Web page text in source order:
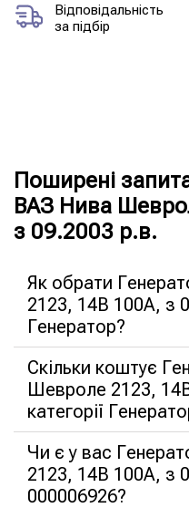
Відповідальність
за підбір
Поширені
ВАЗ Нива
з 09.2003 р.в.
Як обрати
2123, 14В 100А, з
Генератор?
Скільки коштує
Шевроле 2123,
категорії
Чи є у вас
2123, 14В 100А, з
000006926?